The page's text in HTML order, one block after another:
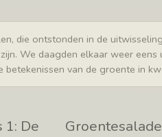
die ontstonden in de
We daagden elkaar weer
betekenissen van de groente in
De